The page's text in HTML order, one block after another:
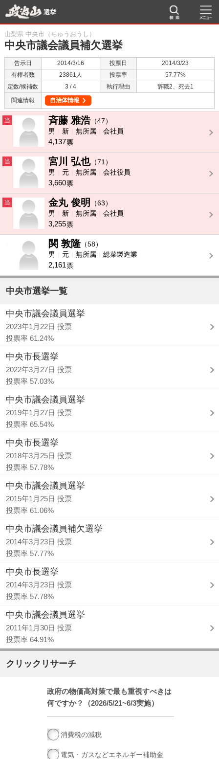
選挙
山梨県 中央市（ちゅうおうし）
中央市議会議員補欠選挙
告示日 2014/3/16 投票日
2014/3/23
有権者数
23861人 投票率
57.77%
定数/候補数
3 / 4 執行理由
辞職2、死去1
関連情報
自治体情報
当 斉藤 雅浩（47）
男
新 無所属 会社員
4,137票
当 宮川 弘也（71）
男
元 無所属 会社役員
3,660票
当 金丸 俊明
（63）
男
新 無所属 会社員
3,255票
関 敦隆 （58）
男
元 無所属 総菜製造業
2,161票
中央市選挙一覧
中央市議会議員選挙
2023年1月22日 投票
投票率 61.24%
中央市長選挙
2022年3月27日 投票
投票率 57.03%
中央市議会議員選挙
2019年1月27日 投票
投票率 65.54%
中央市長選挙
2018年3月25日 投票
投票率 57.78%
中央市議会議員選挙
2015年1月25日 投票
投票率 61.06%
中央市議会議員補欠選挙
2014年3月23日 投票
投票率 57.77%
中央市長選挙
2014年3月23日 投票
投票率 57.78%
中央市議会議員選挙
2011年1月30日 投票
投票率 64.91%
クリックリサーチ
政府の物価高対策で最も重視すべきは
何ですか？（2026/5/21~6/3実施）
消費税の減税
電気・ガスなどエネルギー補助金